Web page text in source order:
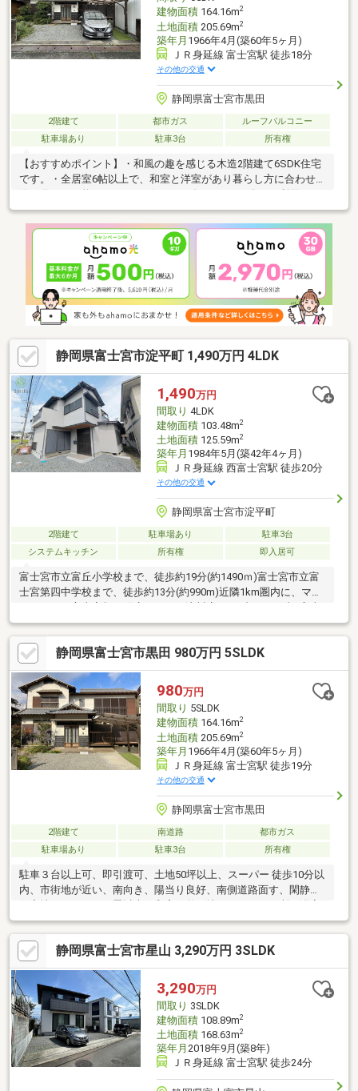
建物面積164.16m2
土地面積205.69m2
築年月 1966年4月(築60年5ヶ月)
ＪＲ身延線 富士宮駅 徒歩18分
その他の交通
静岡県富士宮市黒田
2階建て 都市ガス
ルーフバルコニー
駐車場あり
駐車3台 所有権
【おすすめポイント】・和風の趣を感じる木造2階建て6SDK住宅
です。・全居室6帖以上で、和室と洋室があり暮らし方に合わせて
き、家族それぞれの時間を過ごせます。・納戸があり、季節用品
や日用品の収納に利用できます。・キッチンには窓や収納が備わ
っており、勝手口から屋外への出入りも可能です。・洗面脱衣
室、浴室、トイレには窓があり換気にも配慮されています。・2階
には広縁があり、読書やくつろぎの場など多用途に利用できま
静岡県富士宮市淀平町 1,490万円 4LDK
1,490万円
間取り 4LDK
建物面積103.48m2
土地面積125.59m2
築年月 1984年5月(築42年4ヶ月)
ＪＲ身延線 西富士宮駅 徒歩20分
その他の交通
静岡県富士宮市淀平町
2階建て 駐車場あり
駐車3台
システムキッチン
所有権 即入居可
富士宮市立富丘小学校まで、徒歩約19分(約1490ｍ)富士宮市立富
士宮第四中学校まで、徒歩約13分(約990m)近隣1km圏内に、マッ
宮朝日町店、スギドラッグ富士宮光町店があり、日々の買出しに
便利な立地です。敷地は37坪、お車は３台駐車可能です(車種によ
る)。【リフォーム内容】・システムキッチン・フロアタイル貼り
（ＬＤＫ・廊下）・ＣＦ貼替（洗面所・トイレ）・畳表替え・襖
貼替・モニターホン新調・ハウスクリーニング等・ユニットバ
ス 新品・洗面化粧台 新品・トイレ 新品・クロス全室 貼
替・床材 貼替
静岡県富士宮市黒田 980万円 5SLDK
980万円
間取り 5SLDK
建物面積164.16m2
土地面積205.69m2
築年月 1966年4月(築60年5ヶ月)
ＪＲ身延線 富士宮駅 徒歩19分
その他の交通
静岡県富士宮市黒田
2階建て 南道路
都市ガス
駐車場あり
駐車3台 所有権
駐車３台以上可、即引渡可、土地50坪以上、スーパー 徒歩10分以
内、市街地が近い、南向き、陽当り良好、南側道路面す、閑静な
１坪以上、２階建、温水洗浄便座、南庭、浴室に窓、ＴＶモニタ
付インターホン、全居室６畳以上、都市ガス、小学校 徒歩10分以
内
静岡県富士宮市星山 3,290万円 3SLDK
3,290万円
間取り 3SLDK
建物面積108.89m2
土地面積168.63m2
築年月 2018年9月(築8年)
ＪＲ身延線 富士宮駅 徒歩24分